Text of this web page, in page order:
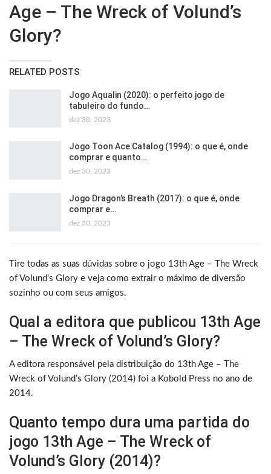
Age – The Wreck of Volund’s
Glory?
RELATED POSTS
Jogo Aqualin (2020): o perfeito jogo de
tabuleiro do fundo…
dez 30, 2023
Jogo Toon Ace Catalog (1994): o que é, onde
comprar e quanto…
dez 30, 2023
Jogo Dragon’s Breath (2017): o que é, onde
comprar e…
dez 30, 2023
Tire todas as suas dúvidas sobre o jogo 13th Age – The Wreck
of Volund’s Glory e veja como extrair o máximo de diversão
sozinho ou com seus amigos.
Qual a editora que publicou 13th Age
– The Wreck of Volund’s Glory?
A editora responsável pela distribuição do 13th Age – The
Wreck of Volund’s Glory (2014) foi a Kobold Press no ano de
2014.
Quanto tempo dura uma partida do
jogo 13th Age – The Wreck of
Volund’s Glory (2014)?